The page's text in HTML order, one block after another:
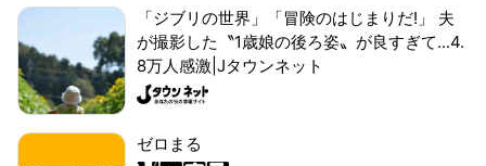
「ジブリの世界」「冒険のはじまりだ!」 夫
が撮影した〝1歳娘の後ろ姿〟が良すぎて...4.
8万人感激|Jタウンネット
ゼロまる